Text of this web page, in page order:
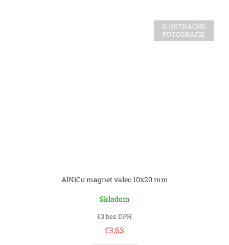
ILUSTRAČNÉ
FOTOGRAFIE
AlNiCo magnet valec 10x20 mm
Skladom
€3 bez DPH
€3,63